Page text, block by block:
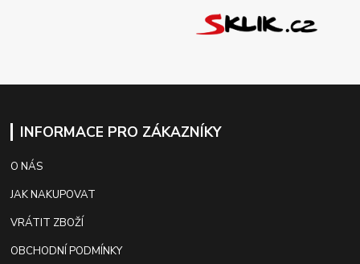
INFORMACE PRO ZÁKAZNÍKY
O NÁS
JAK NAKUPOVAT
VRÁTIT ZBOŽÍ
OBCHODNÍ PODMÍNKY